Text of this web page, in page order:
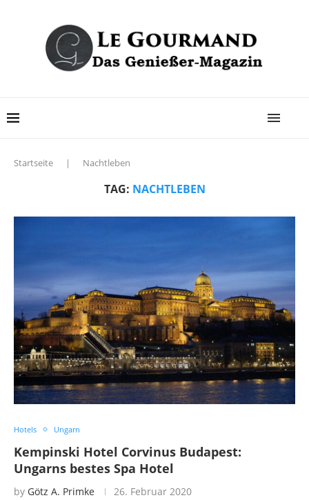
Startseite | Nachtleben
TAG: NACHTLEBEN
Hotels Ungarn
Kempinski Hotel Corvinus Budapest:
Ungarns bestes Spa Hotel
by Götz A. Primke 26. Februar 2020